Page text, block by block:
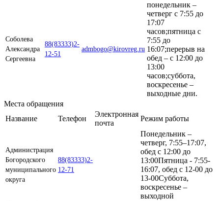
Соболева
Александра
Сергеевна
88(83333)2-
12-51
admbogo@kirovreg.ru
понедельник –
четверг с 7:55 до
17:07
часов;пятница с
7:55 до
16:07;перерыв на
обед – с 12:00 до
13:00
часов;суббота,
воскресенье –
выходные дни.
Места обращения
Название
Телефон
Электронная
почта
Режим работы
Администрация
Богородского
муниципального
округа
88(83333)2-
12-71
Понедельник –
четверг, 7:55–17:07,
обед с 12:00 до
13:00Пятница - 7:55-
16:07, обед с 12-00 до
13-00Суббота,
воскресенье –
выходной